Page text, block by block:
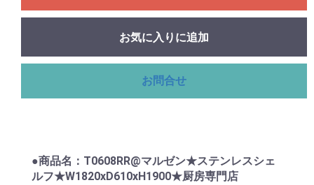
お気に入りに追加
お問合せ
●商品名：T0608RR@マルゼン★ステンレスシェ
ルフ★W1820xD610xH1900★厨房専門店